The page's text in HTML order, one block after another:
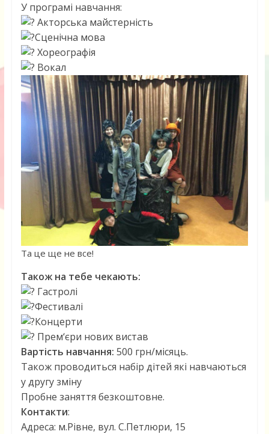
У програмі навчання:
Акторська майстерність
Сценічна мова
Хореографія
Вокал
Та це ще не все!
Також на тебе чекають:
Гастролі
Фестивалі
Концерти
Прем‘єри нових вистав
Вартість навчання: 500 грн/місяць.
Також проводиться набір дітей які навчаються
у другу зміну
Пробне заняття безкоштовне.
Контакти:
Адреса: м.Рівне, вул. С.Петлюри, 15